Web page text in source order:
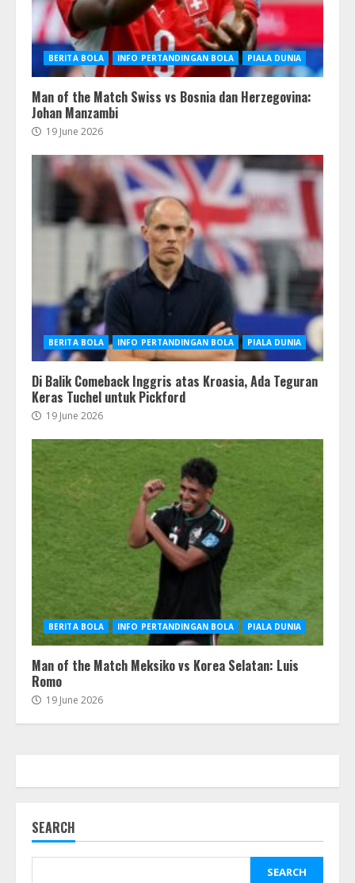
BERITA BOLA INFO PERTANDINGAN BOLA PIALA DUNIA
Man of the Match Swiss vs Bosnia dan Herzegovina:
Johan Manzambi
19 June 2026
BERITA BOLA INFO PERTANDINGAN BOLA PIALA DUNIA
Di Balik Comeback Inggris atas Kroasia, Ada Teguran
Keras Tuchel untuk Pickford
19 June 2026
BERITA BOLA INFO PERTANDINGAN BOLA PIALA DUNIA
Man of the Match Meksiko vs Korea Selatan: Luis
Romo
19 June 2026
SEARCH
SEARCH